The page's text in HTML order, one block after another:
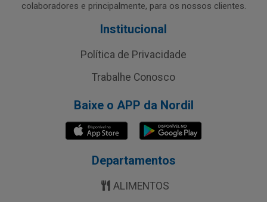
colaboradores e principalmente, para os nossos clientes.
Institucional
Política de Privacidade
Trabalhe Conosco
Baixe o APP da Nordil
Departamentos
ALIMENTOS